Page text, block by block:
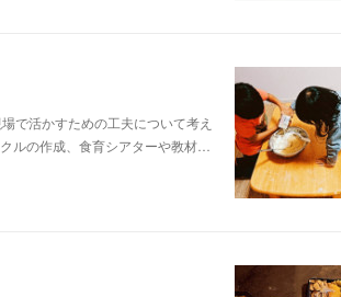
で活かすための工夫について考え
ルの作成、食育シアターや教材…